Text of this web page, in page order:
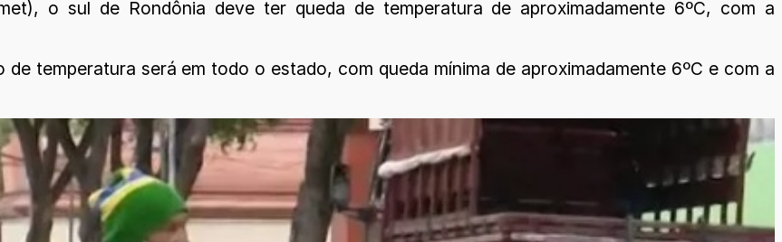
o sul de Rondônia deve ter queda de temperatura de aproximadamente 6ºC, com a
temperatura será em todo o estado, com queda mínima de aproximadamente 6ºC e com a